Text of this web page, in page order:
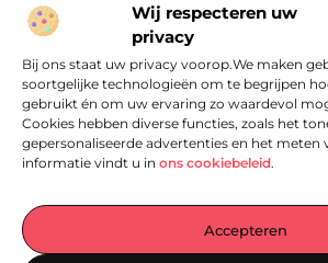
Wij respecteren uw
privacy
Bij ons staat uw privacy voorop.We maken
soortgelijke technologieën om te begrijpen
gebruikt én om uw ervaring zo waardevol
Cookies hebben diverse functies, zoals het
gepersonaliseerde advertenties en het meten
informatie vindt u in ons cookiebeleid.
Accepteren
Onze informatie